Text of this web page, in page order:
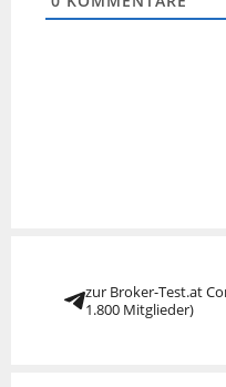
zur Broker-Test.at
1.800 Mitglieder)